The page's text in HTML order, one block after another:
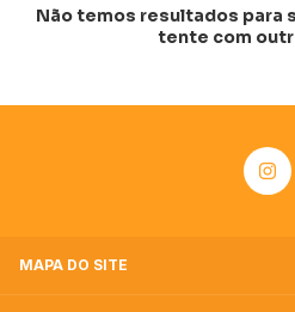
Não temos resultados para
tente com
MAPA DO SITE